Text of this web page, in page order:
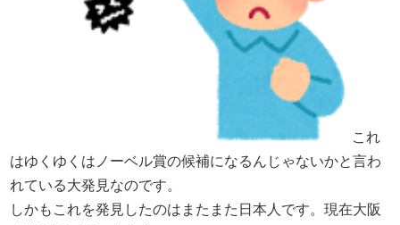
これ
はゆくゆくはノーベル賞の候補になるんじゃないかと言わ
れている大発見なのです。
しかもこれを発見したのはまたまた日本人です。現在大阪